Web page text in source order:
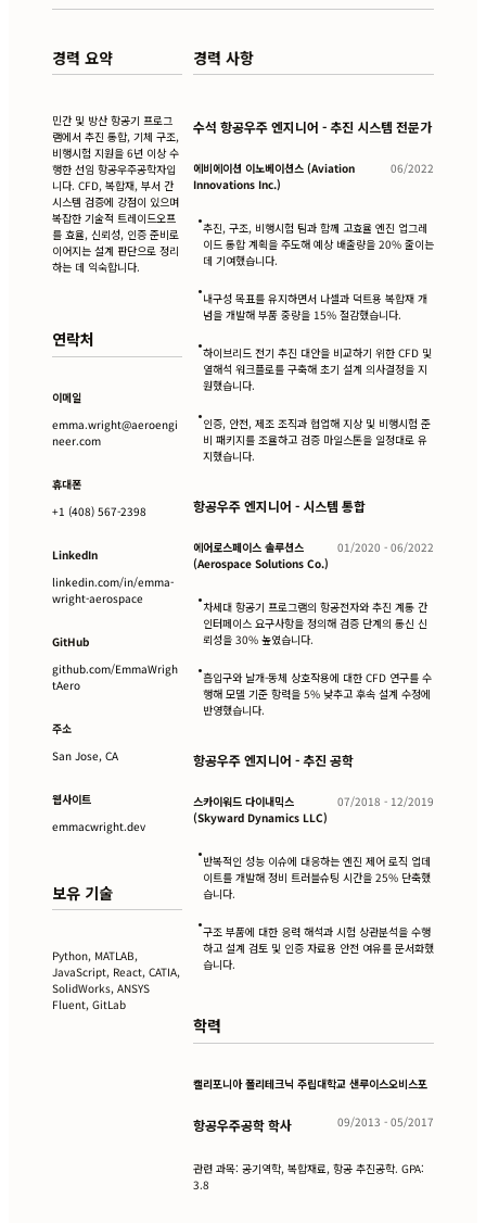
경력 요약
민간 및 방산 항공기 프로그
램에서 추진 통합, 기체 구조,
비행시험 지원을 6년 이상 수
행한 선임 항공우주공학자입
니다. CFD, 복합재, 부서 간
시스템 검증에 강점이 있으며
복잡한 기술적 트레이드오프
를 효율, 신뢰성, 인증 준비로
이어지는 설계 판단으로 정리
하는 데 익숙합니다.
연락처
이메일
emma.wright@aeroengi
neer.com
휴대폰
+1 (408) 567-2398
LinkedIn
linkedin.com/in/emma-
wright-aerospace
GitHub
github.com/EmmaWrigh
tAero
주소
San Jose, CA
웹사이트
emmacwright.dev
보유 기술
Python, MATLAB,
JavaScript, React, CATIA,
SolidWorks, ANSYS
Fluent, GitLab
경력 사항
수석 항공우주 엔지니어 - 추진 시스템 전문가
에비에이션 이노베이션스 (Aviation
Innovations Inc.)
06/2022
•추진, 구조, 비행시험 팀과 함께 고효율 엔진 업그레
이드 통합 계획을 주도해 예상 배출량을 20% 줄이는
데 기여했습니다.
•내구성 목표를 유지하면서 나셀과 덕트용 복합재 개
념을 개발해 부품 중량을 15% 절감했습니다.
•하이브리드 전기 추진 대안을 비교하기 위한 CFD 및
열해석 워크플로를 구축해 초기 설계 의사결정을 지
원했습니다.
•인증, 안전, 제조 조직과 협업해 지상 및 비행시험 준
비 패키지를 조율하고 검증 마일스톤을 일정대로 유
지했습니다.
항공우주 엔지니어 - 시스템 통합
에어로스페이스 솔루션스
(Aerospace Solutions Co.)
01/2020 - 06/2022
•차세대 항공기 프로그램의 항공전자와 추진 계통 간
인터페이스 요구사항을 정의해 검증 단계의 통신 신
뢰성을 30% 높였습니다.
•흡입구와 날개-동체 상호작용에 대한 CFD 연구를 수
행해 모델 기준 항력을 5% 낮추고 후속 설계 수정에
반영했습니다.
항공우주 엔지니어 - 추진 공학
스카이워드 다이내믹스
(Skyward Dynamics LLC)
07/2018 - 12/2019
•반복적인 성능 이슈에 대응하는 엔진 제어 로직 업데
이트를 개발해 정비 트러블슈팅 시간을 25% 단축했
습니다.
•구조 부품에 대한 응력 해석과 시험 상관분석을 수행
하고 설계 검토 및 인증 자료용 안전 여유를 문서화했
습니다.
학력
캘리포니아 폴리테크닉 주립대학교 샌루이스오비스포
항공우주공학 학사 09/2013 - 05/2017
관련 과목: 공기역학, 복합재료, 항공 추진공학. GPA:
3.8